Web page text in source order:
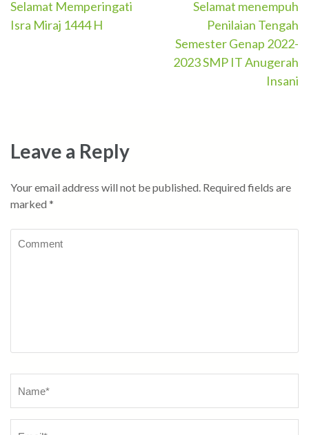
Post
navigation
Selamat Memperingati
Isra Miraj 1444 H
Selamat menempuh
Penilaian Tengah
Semester Genap 2022-
2023 SMP IT Anugerah
Insani
Leave a Reply
Your email address will not be published. Required fields are
marked *